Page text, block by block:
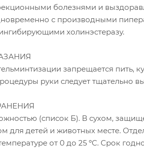
болезнями и
с производными
холинэстеразу.
запрещается пить,
руки следует тщательно
(список Б). В сухом,
для детей и животных месте.
от 0 до 25 ºС. Срок